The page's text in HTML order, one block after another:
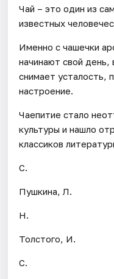
Чай – это один из
известных
Именно с чашечки
начинают свой
снимает усталость,
настроение.
Чаепитие стало
культуры и нашло
классиков
С.
Пушкина, Л.
Н.
Толстого, И.
С.